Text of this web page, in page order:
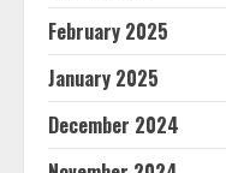
February 2025
January 2025
December 2024